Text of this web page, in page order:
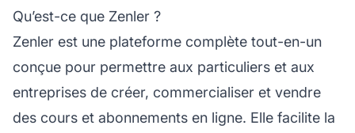
Qu’est-ce que Zenler ?
Zenler est une plateforme complète tout-en-un
conçue pour permettre aux particuliers et aux
entreprises de créer, commercialiser et vendre
des cours et abonnements en ligne. Elle facilite la